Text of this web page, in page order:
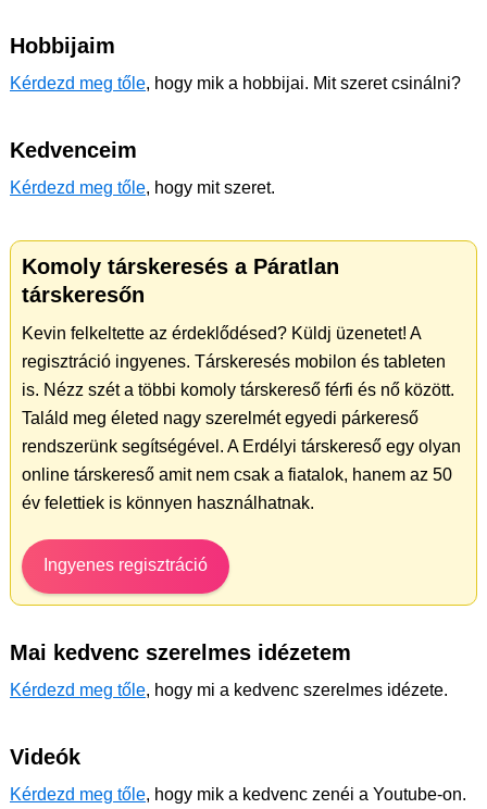
Hobbijaim
Kérdezd meg tőle, hogy mik a hobbijai. Mit szeret csinálni?
Kedvenceim
Kérdezd meg tőle, hogy mit szeret.
Komoly társkeresés a Páratlan
társkeresőn
Kevin felkeltette az érdeklődésed? Küldj üzenetet! A
regisztráció ingyenes. Társkeresés mobilon és tableten
is. Nézz szét a többi komoly társkereső férfi és nő között.
Találd meg életed nagy szerelmét egyedi párkereső
rendszerünk segítségével. A Erdélyi társkereső egy olyan
online társkereső amit nem csak a fiatalok, hanem az 50
év felettiek is könnyen használhatnak.
Ingyenes regisztráció
Mai kedvenc szerelmes idézetem
Kérdezd meg tőle, hogy mi a kedvenc szerelmes idézete.
Videók
Kérdezd meg tőle, hogy mik a kedvenc zenéi a Youtube-on.